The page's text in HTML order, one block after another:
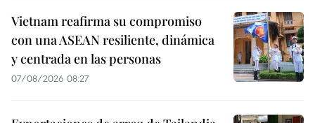
Vietnam reafirma su compromiso
con una ASEAN resiliente, dinámica
y centrada en las personas
07/08/2026 08:27